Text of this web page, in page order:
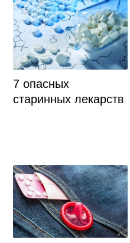
7 опасных
старинных лекарств